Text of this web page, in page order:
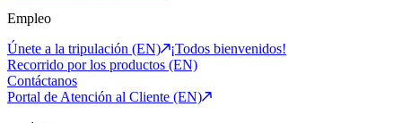
Empleo
Únete a la tripulación (EN)
¡Todos bienvenidos!
Recorrido por los productos (EN)
Contáctanos
Portal de Atención al Cliente (EN)